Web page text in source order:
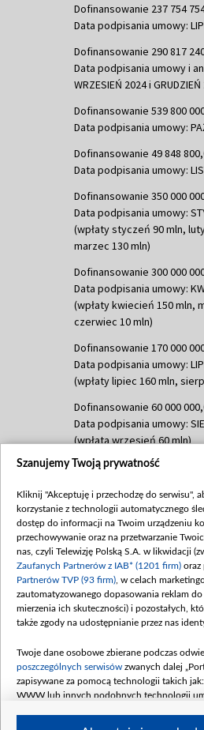
Dofinansowanie 237 754
Data podpisania umowy:
Dofinansowanie 290 817
Data podpisania umowy i
WRZESIEŃ 2024 i
Dofinansowanie 539 800
Data podpisania umowy:
Dofinansowanie 49 848
Data podpisania umowy:
Dofinansowanie 350 000
Data podpisania umowy:
(wpłaty styczeń 90 mln,
marzec 130 mln)
Dofinansowanie 300 000
Data podpisania umowy:
(wpłaty kwiecień 150 mln,
czerwiec 10 mln)
Dofinansowanie 170 000
Data podpisania umowy:
(wpłaty lipiec 160 mln,
Dofinansowanie 60 000
Data podpisania umowy:
(wpłata wrzesień 60 mln)
Dofinansowanie 635 783
(wpłata wrzesień 100 mln,
mln, listopad 265 mln)
Dofinansowanie 48 862
Data podpisania umowy:
(wpłata grudzień 60,548
Dofinansowanie 900 000
Data podpisania umowy:
kwiecień 180 mln, 7 maja
czerwca 90 mln)
Dofinansowanie 250 000
4 sierpnia 250 mln
Szanujemy Twoją prywatność
Kliknij "Akceptuję i przechodzę do serwisu",
korzystanie z technologii automatycznego
dostęp do informacji na Twoim urządzeniu
przechowywanie oraz na przetwarzanie
nas, czyli Telewizję Polską S.A. w likwidacji
Zaufanych Partnerów z IAB* (1201 firm) oraz
Partnerów TVP (93 firm) , w celach
zautomatyzowanego dopasowania reklam
mierzenia ich skuteczności) i pozostałych,
także zgody na udostępnianie przez nas
Twoje dane osobowe zbierane podczas
poszczególnych serwisów zwanych dalej
zapisywane za pomocą technologii takich
WWW lub innych podobnych technologii